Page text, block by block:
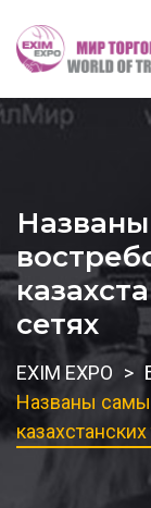
сетях
EXIM EXPO
Названы